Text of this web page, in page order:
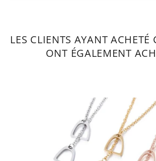
LES CLIENTS AYANT ACHETÉ
ONT ÉGALEMENT